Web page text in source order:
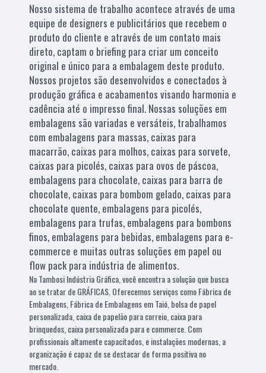
Nosso sistema de trabalho acontece através de uma
equipe de designers e publicitários que recebem o
produto do cliente e através de um contato mais
direto, captam o briefing para criar um conceito
original e único para a embalagem deste produto.
Nossos projetos são desenvolvidos e conectados à
produção gráfica e acabamentos visando harmonia e
cadência até o impresso final. Nossas soluções em
embalagens são variadas e versáteis, trabalhamos
com embalagens para massas, caixas para
macarrão, caixas para molhos, caixas para sorvete,
caixas para picolés, caixas para ovos de páscoa,
embalagens para chocolate, caixas para barra de
chocolate, caixas para bombom gelado, caixas para
chocolate quente, embalagens para picolés,
embalagens para trufas, embalagens para bombons
finos, embalagens para bebidas, embalagens para e-
commerce e muitas outras soluções em papel ou
flow pack para indústria de alimentos.
Na Tambosi Indústria Gráfica, você encontra a solução que busca
ao se tratar de GRÁFICAS. Oferecemos serviços como Fábrica de
Embalagens, Fábrica de Embalagens em Taió, bolsa de papel
personalizada, caixa de papelão para correio, caixa para
brinquedos, caixa personalizada para e commerce. Com
profissionais altamente capacitados, e instalações modernas, a
organização é capaz de se destacar de forma positiva no
mercado.